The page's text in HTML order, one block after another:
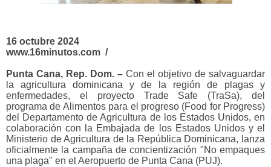
16 octubre 2024
www.16minutos.com /
Punta Cana, Rep. Dom. – Con el objetivo de salvaguardar
la agricultura dominicana y de la región de plagas y
enfermedades, el proyecto Trade Safe (TraSa), del
programa de Alimentos para el progreso (Food for Progress)
del Departamento de Agricultura de los Estados Unidos, en
colaboración con la Embajada de los Estados Unidos y el
Ministerio de Agricultura de la República Dominicana, lanza
oficialmente la campaña de concientización "No empaques
una plaga" en el Aeropuerto de Punta Cana (PUJ).